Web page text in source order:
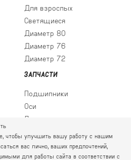
Для взрослых
Светящиеся
Диаметр 80
Диаметр 76
Диаметр 72
ЗАПЧАСТИ
Подшипники
Оси
Ледовые лезвия
чтобы улучшить вашу работу с нашим
вас лично, ваших предпочтений,
для работы сайта в соответствии с